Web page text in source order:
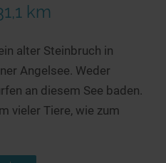
km
alter Steinbruch in
Angelsee. Weder
an diesem See baden.
vieler Tiere, wie zum